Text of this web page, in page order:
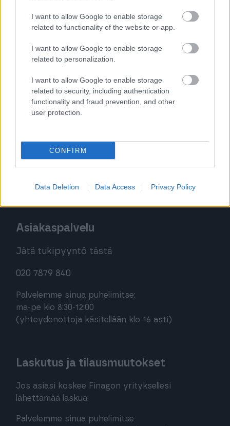
I want to allow Google to enable storage
related to functionality of the website or app.
I want to allow Google to enable storage
related to personalization.
I want to allow Google to enable storage
related to security, including authentication
functionality and fraud prevention, and other
user protection.
CONFIRM
Data Deletion Data Access Privacy Policy
Tutustu Procountor Soloon
Kokeile Sopimuskonetta
Kirjaudu ohjelmistoihin
Procountor
Procountor Solo
Sopimuskone
Finago Sign
Asiakaspalvelu
Jätä tukipyyntö tästä
020 7879 840
Palvelemme sinua puhelimitse:
ma-pe klo 8:30-12:00
(yhteydenottoja käsitellään klo 16 asti)
Laskutus ja tilausmuutokset
Jos asiasi koskee Finagon yrityksellesi
lähettämää laskua:
Palvelemme sinua puhelimitse